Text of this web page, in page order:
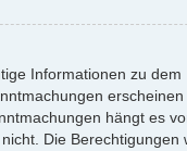
Informationen zu
hängt es
Die